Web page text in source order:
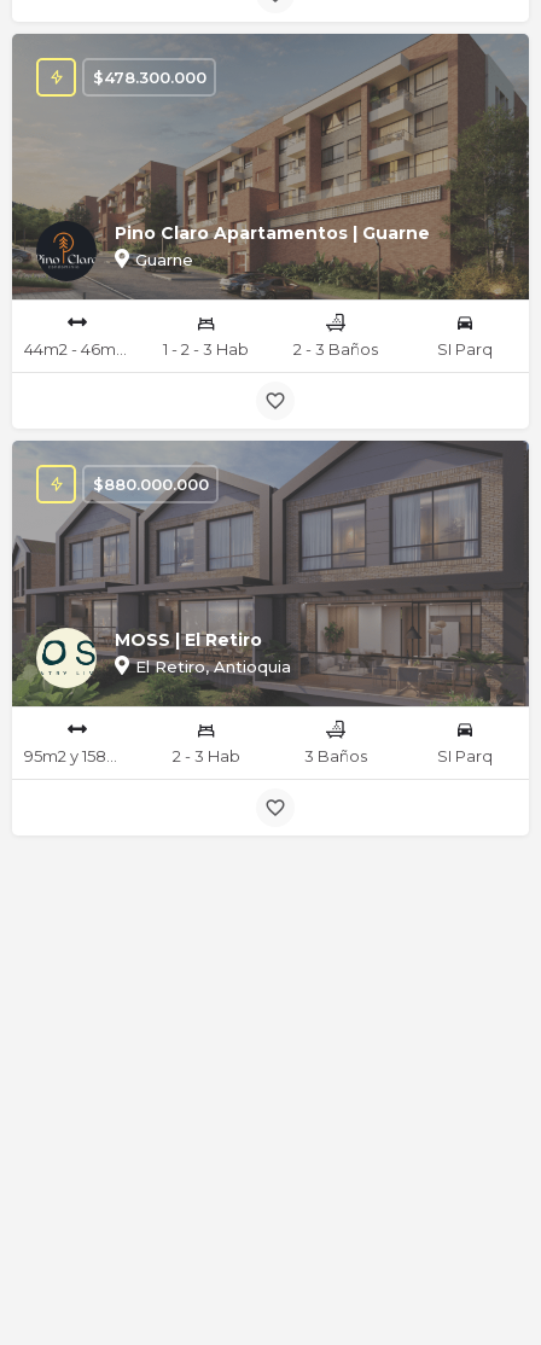
Pino Claro Apartamentos | Guarne
Guarne
$478.300.000
44m2 - 46m2 - 48m2 - 66m2 - 68m2 mts 1 - 2 - 3 Hab 2 - 3 Baños SI Parq
MOSS | El Retiro
El Retiro, Antioquia
$880.000.000
95m2 y 158m2 mts 2 - 3 Hab 3 Baños SI Parq